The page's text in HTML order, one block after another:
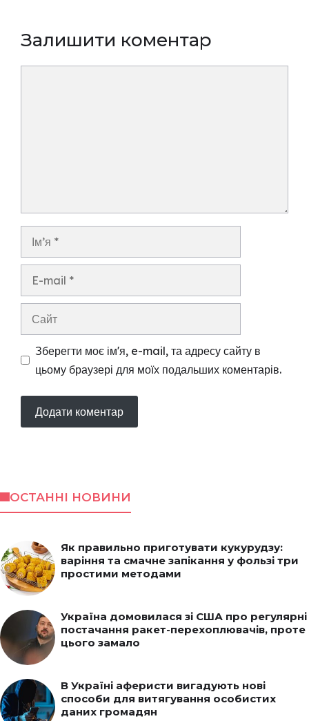
Залишити коментар
Зберегти моє ім'я, e-mail, та адресу сайту в
цьому браузері для моїх подальших коментарів.
ОСТАННІ НОВИНИ
Як правильно приготувати кукурудзу:
варіння та смачне запікання у фользі три
простими методами
Україна домовилася зі США про регулярні
постачання ракет-перехоплювачів, проте
цього замало
В Україні аферисти вигадують нові
способи для витягування особистих
даних громадян